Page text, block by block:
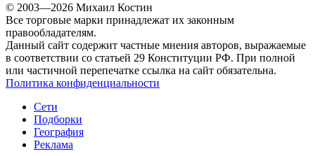
© 2003—2026 Михаил Костин
Все торговые марки принадлежат их законным
правообладателям.
Данный сайт содержит частные мнения авторов, выражаемые
в соответствии со статьей 29 Конституции РФ. При полной
или частичной перепечатке ссылка на сайт обязательна.
Политика конфиденциальности
Сети
Подборки
География
Реклама